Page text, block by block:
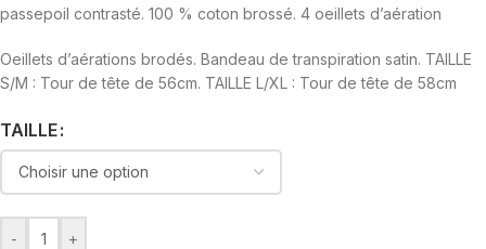
passepoil contrasté. 100 % coton brossé. 4 oeillets d’aération
Oeillets d’aérations brodés. Bandeau de transpiration satin. TAILLE
S/M : Tour de tête de 56cm. TAILLE L/XL : Tour de tête de 58cm
TAILLE
- +